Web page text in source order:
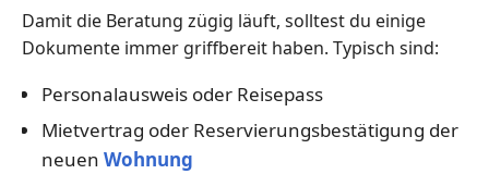
Damit die Beratung zügig läuft, solltest du einige
Dokumente immer griffbereit haben. Typisch sind:
Personalausweis oder Reisepass
Mietvertrag oder Reservierungsbestätigung der
neuen Wohnung